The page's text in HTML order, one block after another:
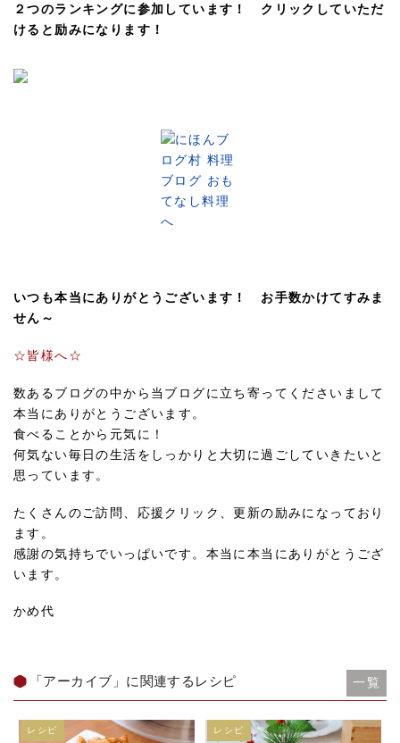
２つのランキングに参加しています！ クリックしていただ
けると励みになります！
いつも本当にありがとうございます！ お手数かけてすみま
せん～
☆皆様へ☆
数あるブログの中から当ブログに立ち寄ってくださいまして
本当にありがとうございます。
食べることから元気に！
何気ない毎日の生活をしっかりと大切に過ごしていきたいと
思っています。
たくさんのご訪問、応援クリック、更新の励みになっており
ます。
感謝の気持ちでいっぱいです。本当に本当にありがとうござ
います。
かめ代
「アーカイブ」に関連するレシピ 一覧
レシピ レシピ